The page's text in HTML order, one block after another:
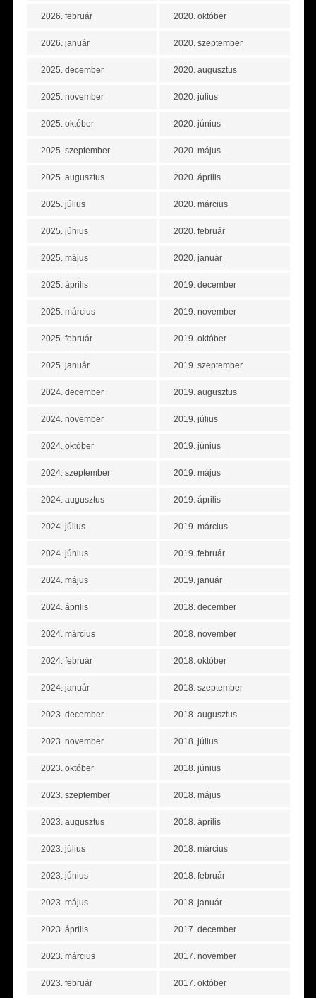
2026. február
2026. január
2025. december
2025. november
2025. október
2025. szeptember
2025. augusztus
2025. július
2025. június
2025. május
2025. április
2025. március
2025. február
2025. január
2024. december
2024. november
2024. október
2024. szeptember
2024. augusztus
2024. július
2024. június
2024. május
2024. április
2024. március
2024. február
2024. január
2023. december
2023. november
2023. október
2023. szeptember
2023. augusztus
2023. július
2023. június
2023. május
2023. április
2023. március
2023. február
2020. október
2020. szeptember
2020. augusztus
2020. július
2020. június
2020. május
2020. április
2020. március
2020. február
2020. január
2019. december
2019. november
2019. október
2019. szeptember
2019. augusztus
2019. július
2019. június
2019. május
2019. április
2019. március
2019. február
2019. január
2018. december
2018. november
2018. október
2018. szeptember
2018. augusztus
2018. július
2018. június
2018. május
2018. április
2018. március
2018. február
2018. január
2017. december
2017. november
2017. október